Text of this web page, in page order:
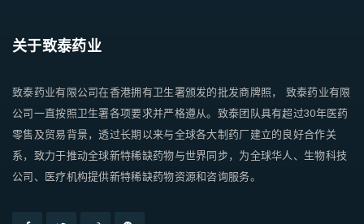
关于致泰药业
致泰药业有限公司在香港拥有卫生署颁发的批发商牌照， 致泰药业有限
公司一直按照卫生署各项要求并严格遵从。致泰团队具有超过30年医药
零售及贸易背景，透过长期以来与全球各大制药厂建立的良好合作关
系，致力于推动全球新特稀缺药物与世界同步，为全球华人、生物科技
公司、医疗机构提供新特稀缺药物资源和咨询服务。